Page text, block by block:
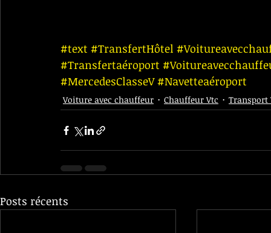
#text #TransfertHôtel
#Transfertaéroport
#MercedesClasseV #Navetteaéroport
Voiture avec chauffeur Chauffeur Vtc Transport
Posts récents